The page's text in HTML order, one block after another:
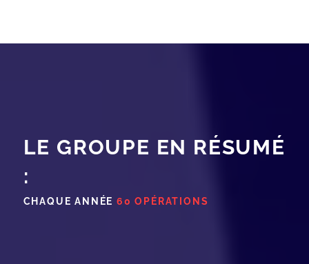
LE GROUPE EN RÉSUMÉ
:
CHAQUE ANNÉE 60 OPÉRATIONS